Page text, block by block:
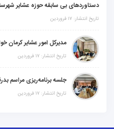
دستاوردهای بی سابقه حوزه عشایر
تاریخ انتشار: ۱۷ فروردین
تاریخ انتشار: ۱۷ فروردین
جلسه برنامه‌ریزی مراسم
تاریخ انتشار: ۱۷ فروردین